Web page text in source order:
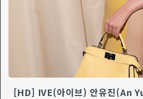
[HD] IVE(아이브) 안유진(An